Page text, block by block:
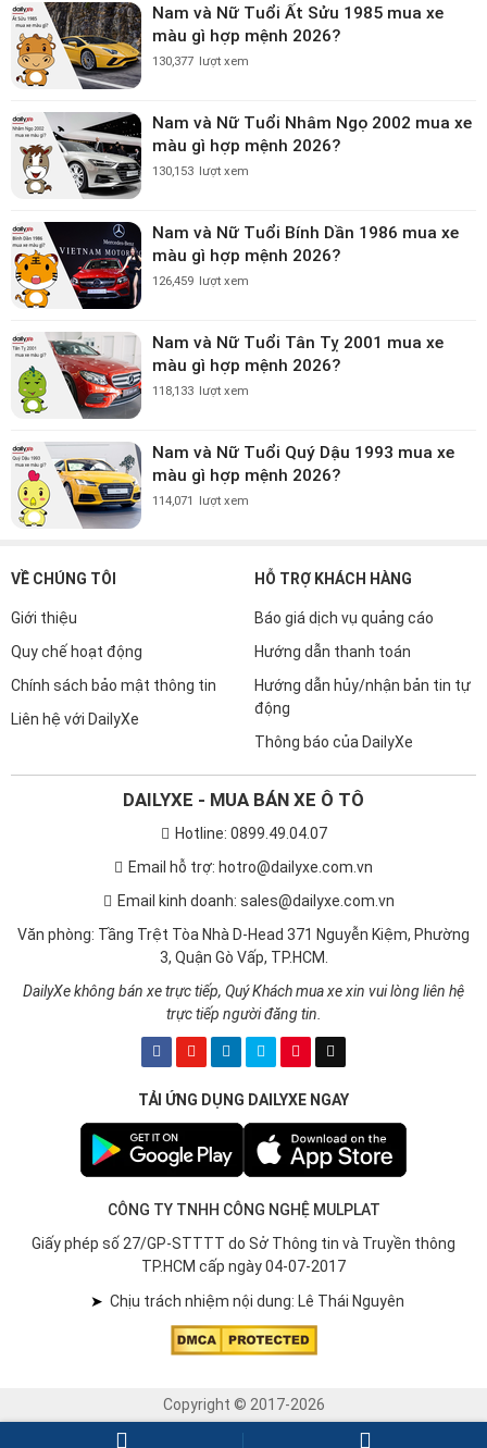
Nam và Nữ Tuổi Ất Sửu 1985 mua xe
màu gì hợp mệnh 2026?
130,377 lượt xem
Nam và Nữ Tuổi Nhâm Ngọ 2002 mua xe
màu gì hợp mệnh 2026?
130,153 lượt xem
Nam và Nữ Tuổi Bính Dần 1986 mua xe
màu gì hợp mệnh 2026?
126,459 lượt xem
Nam và Nữ Tuổi Tân Tỵ 2001 mua xe
màu gì hợp mệnh 2026?
118,133 lượt xem
Nam và Nữ Tuổi Quý Dậu 1993 mua xe
màu gì hợp mệnh 2026?
114,071 lượt xem
VỀ CHÚNG TÔI
Giới thiệu
Quy chế hoạt động
Chính sách bảo mật thông tin
Liên hệ với DailyXe
HỖ TRỢ KHÁCH HÀNG
Báo giá dịch vụ quảng cáo
Hướng dẫn thanh toán
Hướng dẫn hủy/nhận bản tin tự
động
Thông báo của DailyXe
DAILYXE - MUA BÁN XE Ô TÔ
Hotline: 0899.49.04.07
Email hỗ trợ: hotro@dailyxe.com.vn
Email kinh doanh: sales@dailyxe.com.vn
Văn phòng: Tầng Trệt Tòa Nhà D-Head 371 Nguyễn Kiệm, Phường
3, Quận Gò Vấp, TP.HCM.
DailyXe không bán xe trực tiếp, Quý Khách mua xe xin vui lòng liên hệ
trực tiếp người đăng tin.
TẢI ỨNG DỤNG DAILYXE NGAY
CÔNG TY TNHH CÔNG NGHỆ MULPLAT
Giấy phép số 27/GP-STTTT do Sở Thông tin và Truyền thông
TP.HCM cấp ngày 04-07-2017
➤ Chịu trách nhiệm nội dung: Lê Thái Nguyên
Copyright © 2017-2026